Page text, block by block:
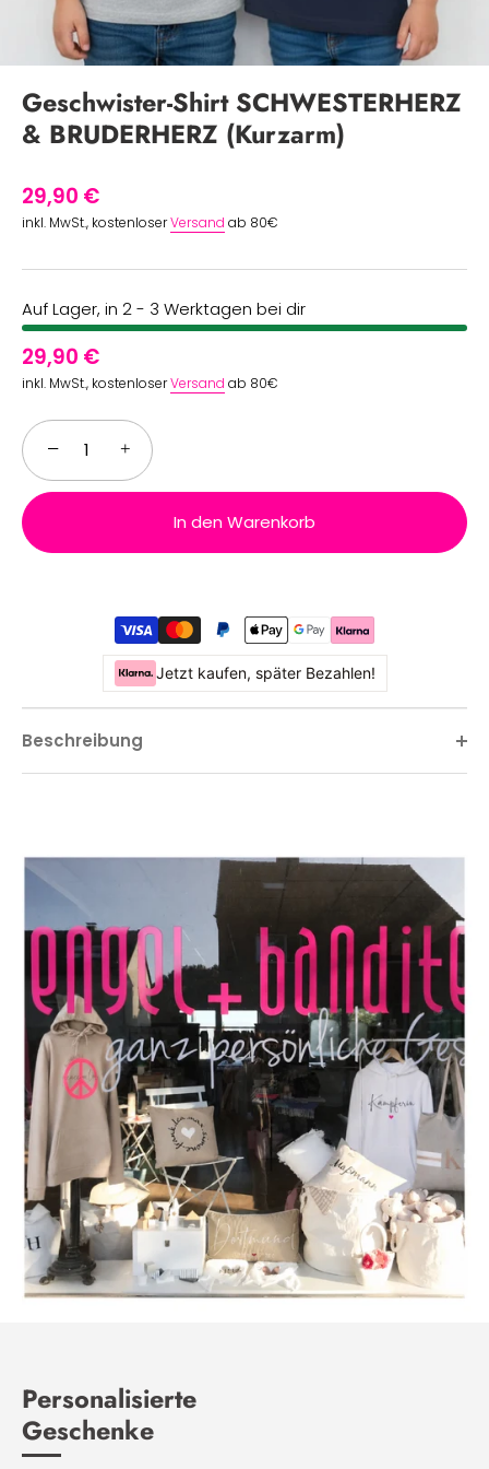
Geschwister-Shirt SCHWESTERHERZ
& BRUDERHERZ (Kurzarm)
29,90 €
inkl. MwSt., kostenloserVersand ab 80€
Auf Lager, in 2 - 3 Werktagen bei dir
29,90 €
inkl. MwSt., kostenloserVersand ab 80€
− +
In den Warenkorb
Jetzt kaufen, später Bezahlen!
Beschreibung
Personalisierte
Geschenke